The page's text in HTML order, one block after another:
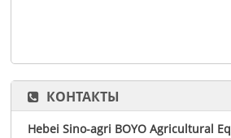
КОНТАКТЫ
Hebei Sino-agri BOYO Agricultural